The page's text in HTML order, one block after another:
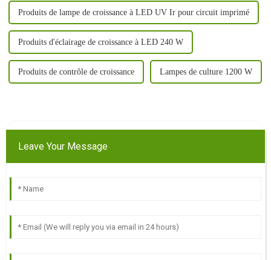
Produits de lampe de croissance à LED UV Ir pour circuit imprimé
Produits d'éclairage de croissance à LED 240 W
Produits de contrôle de croissance Lampes de culture 1200 W
Leave Your Message